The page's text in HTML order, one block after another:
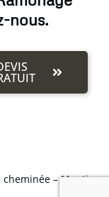
nous.
cheminée –Mentions